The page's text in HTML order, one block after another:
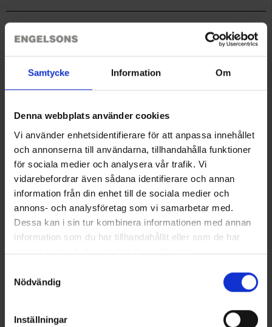
Samtycke Information Om
Denna webbplats använder cookies
Vi använder enhetsidentifierare för att anpassa innehållet
och annonserna till användarna, tillhandahålla funktioner
för sociala medier och analysera vår trafik. Vi
vidarebefordrar även sådana identifierare och annan
information från din enhet till de sociala medier och
annons- och analysföretag som vi samarbetar med.
Dessa kan i sin tur kombinera informationen med annan
information som du har tillhandahållit eller som de har
samlat in när du har använt deras tjänster.
Nödvändig
Inställningar
Anmeldelser
Du har måske også brug for
OrganoTex ShoeCare
Waterproofing
OrganoTex ShoeCare Cleaner
99 kr.